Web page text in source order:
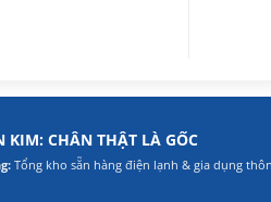
KIM: CHÂN THẬT LÀ GỐC
Tổng kho sẵn hàng điện lạnh & gia dụng